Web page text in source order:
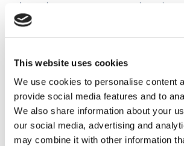
This website uses cookies
We use cookies to personalise content
provide social media features and to
We also share information about your
our social media, advertising and
may combine it with other information
che i rapper americani,
background che li sostiene e
nel fare rap con una certa
sposa con la base ma che
stessa (evitando come la
“effetto filastrocca” che
effettivamente diffuso nei